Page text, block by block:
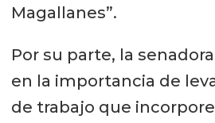
Magallanes”.
Por su parte, la
en la importancia de
de trabajo que